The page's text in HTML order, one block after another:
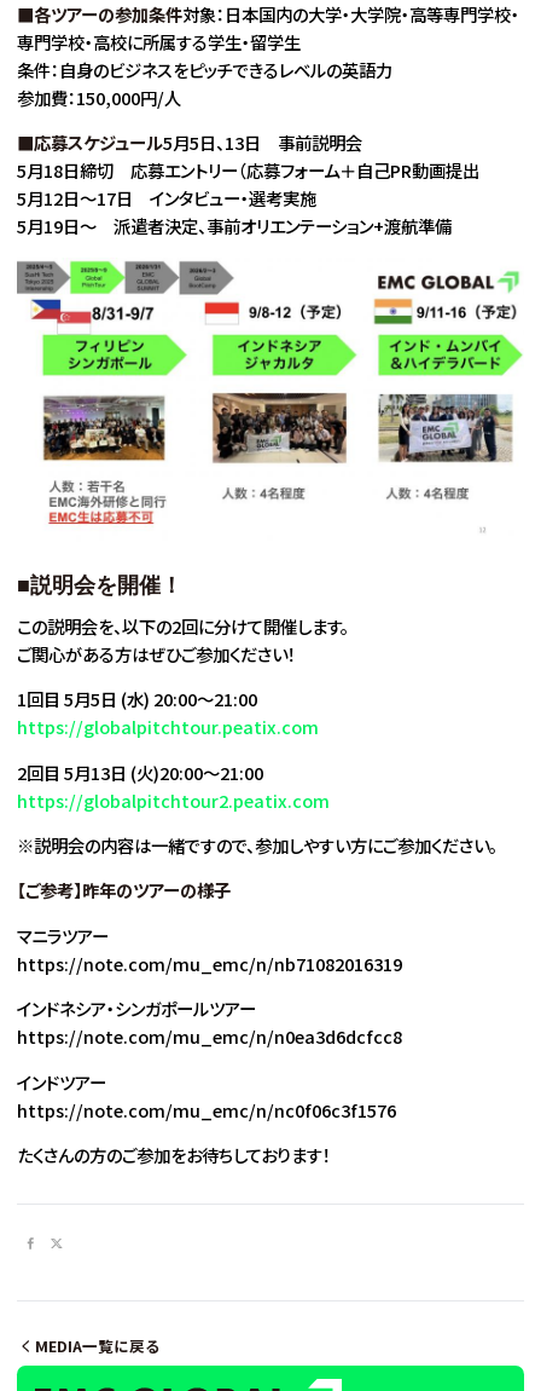
■各ツアーの参加条件対象：日本国内の大学・大学院・高等専門学校・
専門学校・高校に所属する学生・留学生
条件：自身のビジネスをピッチできるレベルの英語力
参加費：150,000円/人
■応募スケジュール5月5日、13日 事前説明会
5月18日締切 応募エントリー（応募フォーム＋自己PR動画提出
5月12日〜17日 インタビュー・選考実施
5月19日〜 派遣者決定、事前オリエンテーション+渡航準備
■説明会を開催！
この説明会を、以下の2回に分けて開催します。
ご関心がある方はぜひご参加ください！
1回目 5月5日 (水) 20:00～21:00
https://globalpitchtour.peatix.com
2回目 5月13日 (火)20:00～21:00
https://globalpitchtour2.peatix.com
※説明会の内容は一緒ですので、参加しやすい方にご参加ください。
【ご参考】昨年のツアーの様子
マニラツアー
https://note.com/mu_emc/n/nb71082016319
インドネシア・シンガポールツアー
https://note.com/mu_emc/n/n0ea3d6dcfcc8
インドツアー
https://note.com/mu_emc/n/nc0f06c3f1576
たくさんの方のご参加をお待ちしております！
MEDIA一覧に戻る